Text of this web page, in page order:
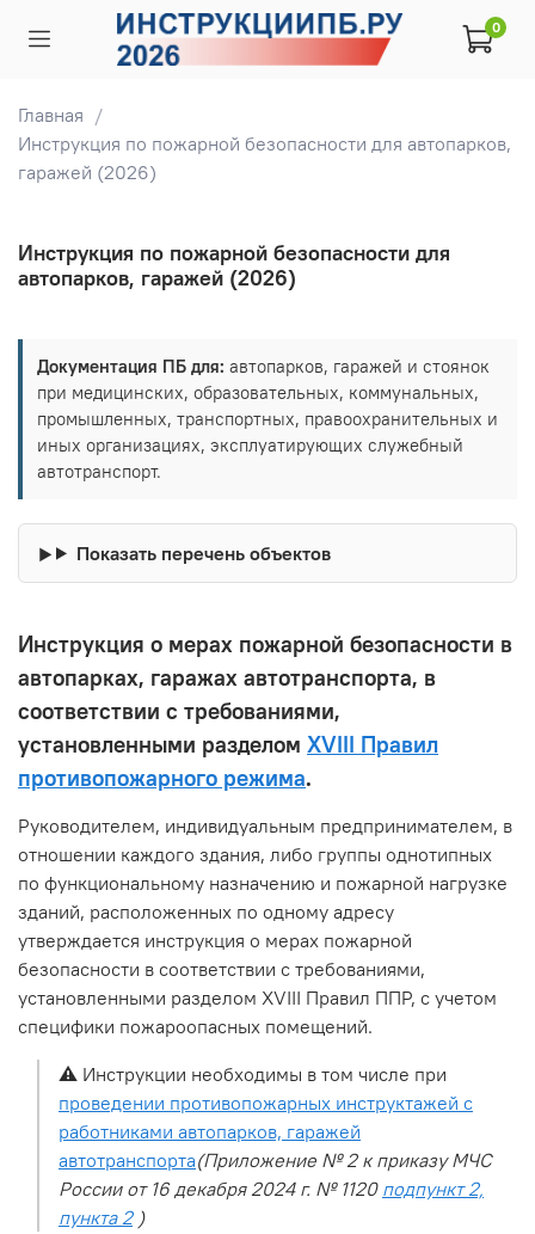
0
Главная
Инструкция по пожарной безопасности для автопарков,
гаражей (2026)
Инструкция по пожарной безопасности для
автопарков, гаражей (2026)
Документация ПБ для: автопарков, гаражей и стоянок
при медицинских, образовательных, коммунальных,
промышленных, транспортных, правоохранительных и
иных организациях, эксплуатирующих служебный
автотранспорт.
Показать перечень объектов
Инструкция о мерах пожарной безопасности в
автопарках, гаражах автотранспорта, в
соответствии с требованиями,
установленными разделом XVIII Правил
противопожарного режима.
Руководителем, индивидуальным предпринимателем, в
отношении каждого здания, либо группы однотипных
по функциональному назначению и пожарной нагрузке
зданий, расположенных по одному адресу
утверждается инструкция о мерах пожарной
безопасности в соответствии с требованиями,
установленными разделом XVIII Правил ППР, с учетом
специфики пожароопасных помещений.
⚠️ Инструкции необходимы в том числе при
проведении противопожарных инструктажей с
работниками автопарков, гаражей
автотранспорта(Приложение № 2 к приказу МЧС
России от 16 декабря 2024 г. № 1120 подпункт 2,
пункта 2)